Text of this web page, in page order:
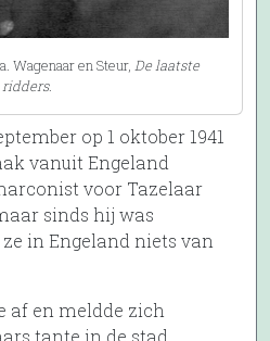
Wagenaar en Steur, De laatste
ridders.
op 1 oktober 1941
vanuit Engeland
voor Tazelaar
sinds hij was
in Engeland niets van
af en meldde zich
tante in de stad